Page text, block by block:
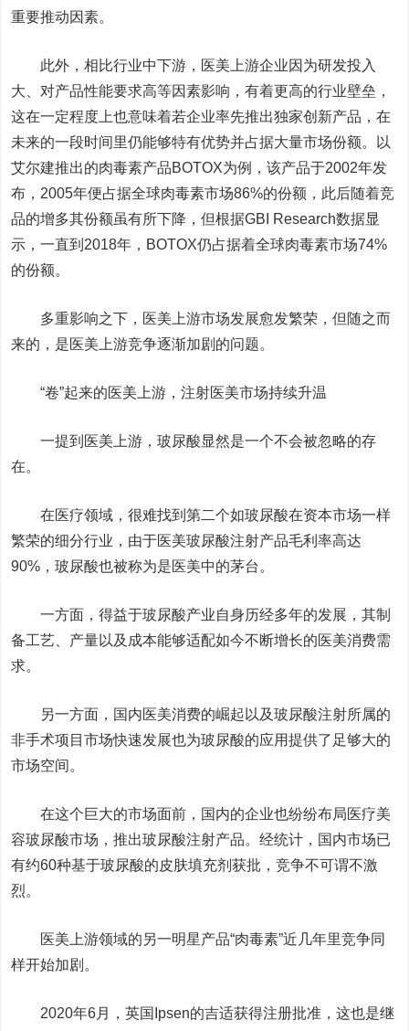
重要推动因素。
此外，相比行业中下游，医美上游企业因为研发投入
大、对产品性能要求高等因素影响，有着更高的行业壁垒，
这在一定程度上也意味着若企业率先推出独家创新产品，在
未来的一段时间里仍能够特有优势并占据大量市场份额。以
艾尔建推出的肉毒素产品BOTOX为例，该产品于2002年发
布，2005年便占据全球肉毒素市场86%的份额，此后随着竞
品的增多其份额虽有所下降，但根据GBI Research数据显
示，一直到2018年，BOTOX仍占据着全球肉毒素市场74%
的份额。
多重影响之下，医美上游市场发展愈发繁荣，但随之而
来的，是医美上游竞争逐渐加剧的问题。
“卷”起来的医美上游，注射医美市场持续升温
一提到医美上游，玻尿酸显然是一个不会被忽略的存
在。
在医疗领域，很难找到第二个如玻尿酸在资本市场一样
繁荣的细分行业，由于医美玻尿酸注射产品毛利率高达
90%，玻尿酸也被称为是医美中的茅台。
一方面，得益于玻尿酸产业自身历经多年的发展，其制
备工艺、产量以及成本能够适配如今不断增长的医美消费需
求。
另一方面，国内医美消费的崛起以及玻尿酸注射所属的
非手术项目市场快速发展也为玻尿酸的应用提供了足够大的
市场空间。
在这个巨大的市场面前，国内的企业也纷纷布局医疗美
容玻尿酸市场，推出玻尿酸注射产品。经统计，国内市场已
有约60种基于玻尿酸的皮肤填充剂获批，竞争不可谓不激
烈。
医美上游领域的另一明星产品“肉毒素”近几年里竞争同
样开始加剧。
2020年6月，英国Ipsen的吉适获得注册批准，这也是继